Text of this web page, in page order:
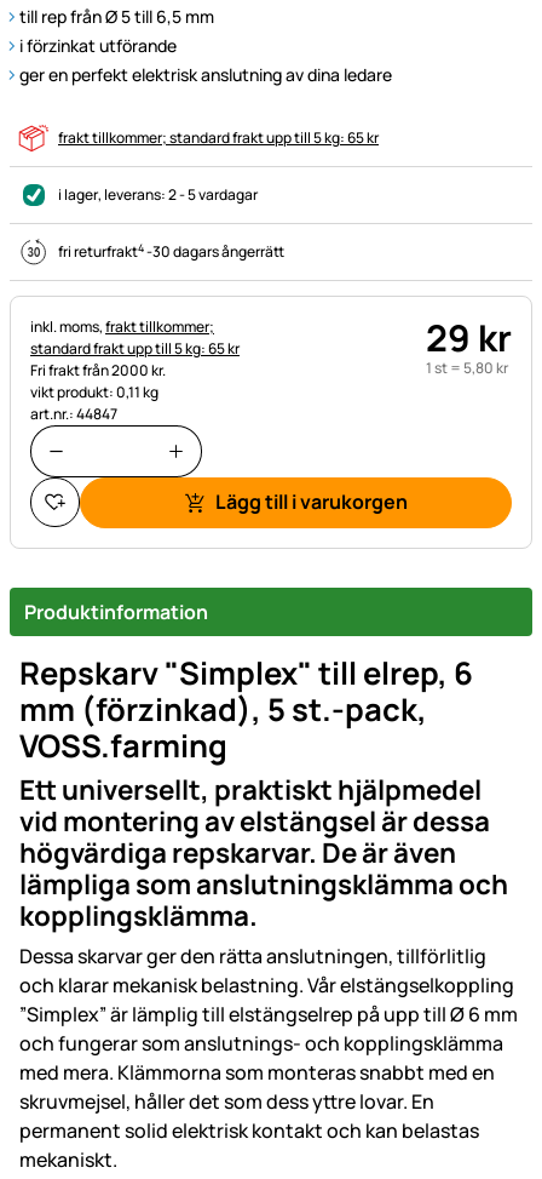
till rep från Ø 5 till 6,5 mm
i förzinkat utförande
ger en perfekt elektrisk anslutning av dina ledare
frakt tillkommer; standard frakt upp till 5 kg: 65 kr
i lager, leverans:2 - 5 vardagar
fri returfrakt4-30 dagars ångerrätt
Skatteinformation:
inkl. moms,frakt tillkommer;
standard frakt upp till 5 kg: 65 kr
Fri frakt från 2000 kr.
vikt produkt: 0,11 kg
art.nr.: 44847
29 kr
1 st = 5,80kr
Lägg till i varukorgen
Produktinformation
Repskarv "Simplex" till elrep, 6
mm (förzinkad), 5 st.-pack,
VOSS.farming
Ett universellt, praktiskt hjälpmedel
vid montering av elstängsel är dessa
högvärdiga repskarvar. De är även
lämpliga som anslutningsklämma och
kopplingsklämma.
Dessa skarvar ger den rätta anslutningen, tillförlitlig
och klarar mekanisk belastning. Vår elstängselkoppling
”Simplex” är lämplig till elstängselrep på upp till Ø 6 mm
och fungerar som anslutnings- och kopplingsklämma
med mera. Klämmorna som monteras snabbt med en
skruvmejsel, håller det som dess yttre lovar. En
permanent solid elektrisk kontakt och kan belastas
mekaniskt.